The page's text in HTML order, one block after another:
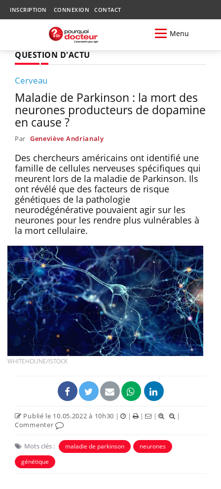
INSCRIPTION CONNEXION CONTACT
Menu
QUESTION D'ACTU
Cerveau
Maladie de Parkinson : la mort des
neurones producteurs de dopamine
en cause ?
Par Geneviève Andrianaly
Des chercheurs américains ont identifié une
famille de cellules nerveuses spécifiques qui
meurent lors de la maladie de Parkinson. Ils
ont révélé que des facteurs de risque
génétiques de la pathologie
neurodégénérative pouvaient agir sur les
neurones pour les rendre plus vulnérables à
la mort cellulaire.
WHITEHOUNE/ISTOCK
Publié le 10.05.2022 à 10h30 | | | |
|
Commenter
Mots clés : maladie de parkinson
neurones
génétique